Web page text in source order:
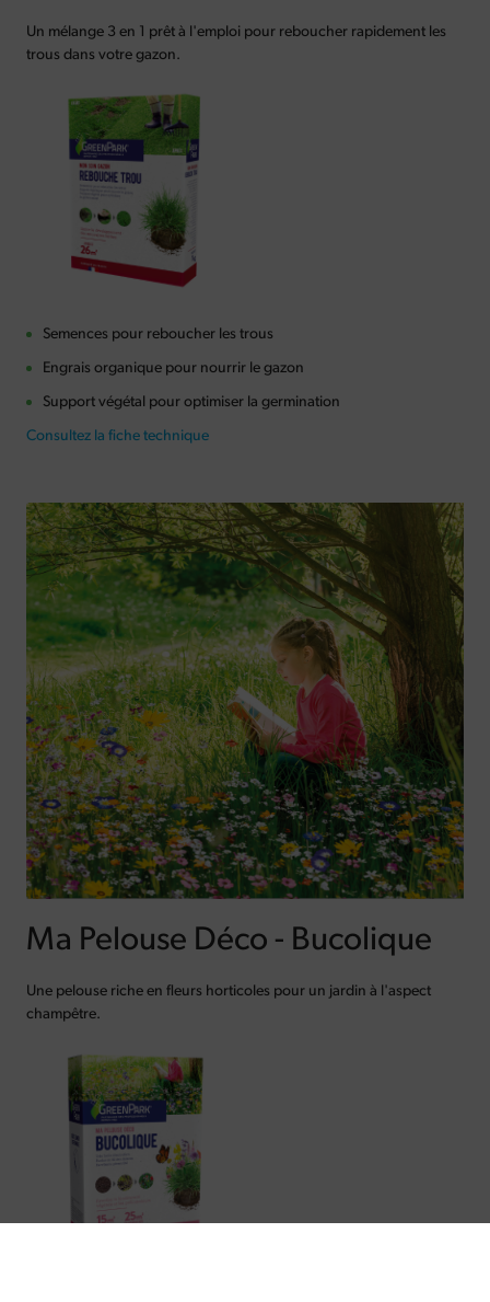
Un mélange 3 en 1 prêt à l'emploi pour reboucher rapidement les
trous dans votre gazon.
Semences pour reboucher les trous
Engrais organique pour nourrir le gazon
Support végétal pour optimiser la germination
Consultez la fiche technique
Ma Pelouse Déco - Bucolique
Une pelouse riche en fleurs horticoles pour un jardin à l'aspect
champêtre.